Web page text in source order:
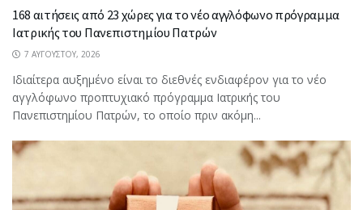
168 αιτήσεις από 23 χώρες για το νέο αγγλόφωνο πρόγραμμα
Ιατρικής του Πανεπιστημίου Πατρών
7 ΑΥΓΟΎΣΤΟΥ, 2026
Ιδιαίτερα αυξημένο είναι το διεθνές ενδιαφέρον για το νέο
αγγλόφωνο προπτυχιακό πρόγραμμα Ιατρικής του
Πανεπιστημίου Πατρών, το οποίο πριν ακόμη...